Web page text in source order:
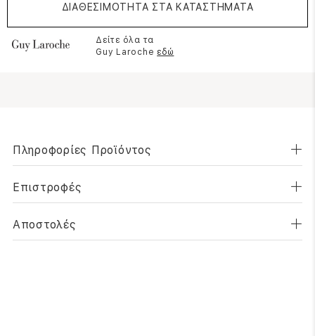
ΔΙΑΘΕΣΙΜΟΤΗΤΑ ΣΤΑ ΚΑΤΑΣΤΗΜΑΤΑ
Δείτε όλα τα
Guy Laroche εδώ
Πληροφορίες Προϊόντος
Επιστροφές
Αποστολές